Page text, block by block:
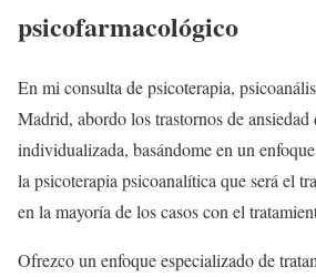
psicofarmacológico
En mi consulta de psicoterapia,
Madrid, abordo los trastornos de ansiedad
individualizada, basándome en un
la psicoterapia psicoanalítica que será el
en la mayoría de los casos con el
Ofrezco un enfoque especializado de